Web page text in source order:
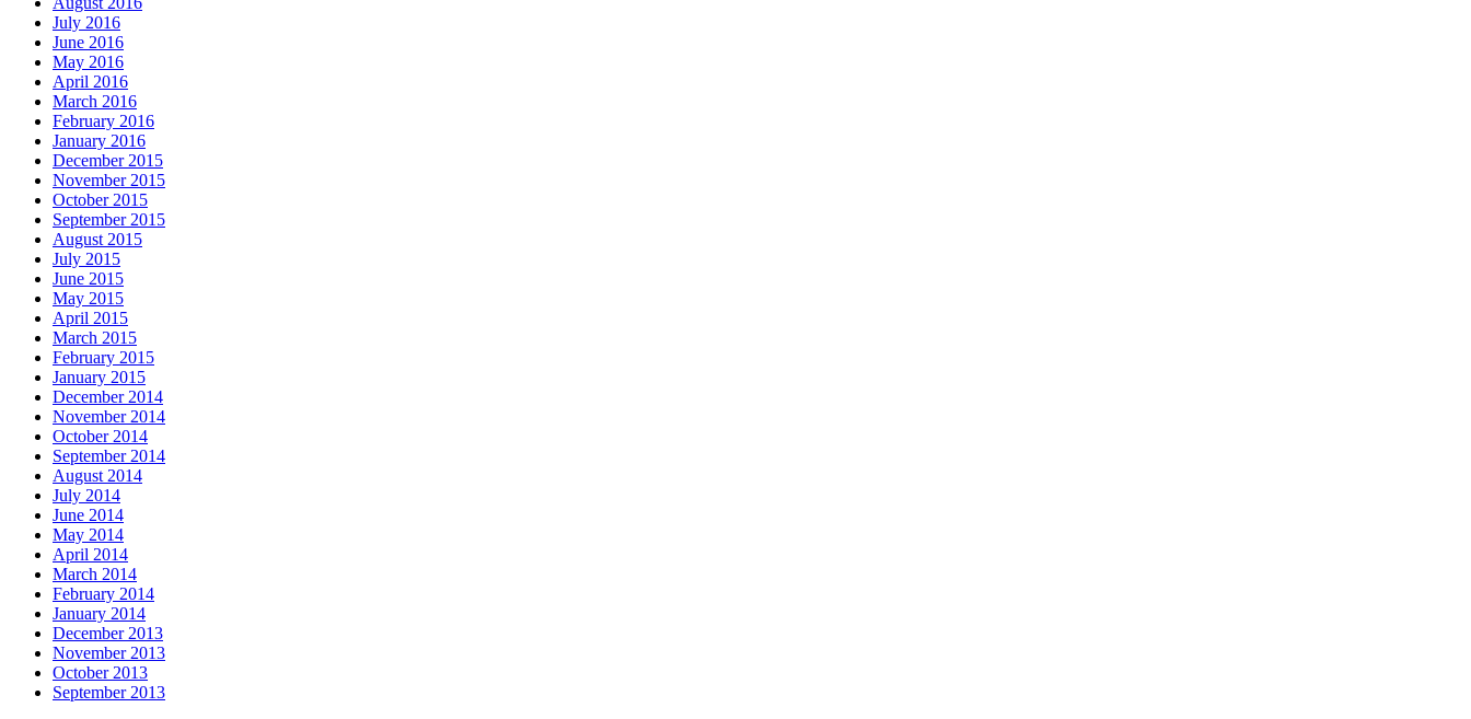
July 2016
June 2016
May 2016
April 2016
March 2016
February 2016
January 2016
December 2015
November 2015
October 2015
September 2015
August 2015
July 2015
June 2015
May 2015
April 2015
March 2015
February 2015
January 2015
December 2014
November 2014
October 2014
September 2014
August 2014
July 2014
June 2014
May 2014
April 2014
March 2014
February 2014
January 2014
December 2013
November 2013
October 2013
September 2013